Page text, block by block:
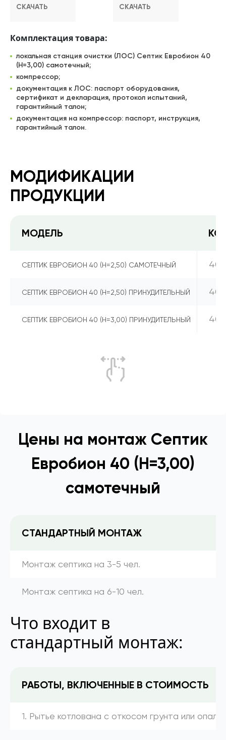
СКАЧАТЬ СКАЧАТЬ
Комплектация товара:
локальная станция очистки (ЛОС) Септик Евробион 40
(Н=3,00) самотечный;
компрессор;
документация к ЛОС: паспорт оборудования,
сертификат и декларация, протокол испытаний,
гарантийный талон;
документация на компрессор: паспорт, инструкция,
гарантийный талон.
МОДИФИКАЦИИ
ПРОДУКЦИИ
МОДЕЛЬ
СЕПТИК ЕВРОБИОН 40 (Н=2,50) САМОТЕЧНЫЙ 40
СЕПТИК ЕВРОБИОН 40 (Н=2,50) ПРИНУДИТЕЛЬНЫЙ 40
СЕПТИК ЕВРОБИОН 40 (Н=3,00) ПРИНУДИТЕЛЬНЫЙ 40
Цены на монтаж Септик
Евробион 40 (Н=3,00)
самотечный
СТАНДАРТНЫЙ МОНТАЖ
Монтаж септика на 3-5 чел.
Монтаж септика на 6-10 чел.
Что входит в
стандартный монтаж:
РАБОТЫ, ВКЛЮЧЕННЫЕ В СТОИМОСТЬ
1. Рытье котлована с откосом грунта или